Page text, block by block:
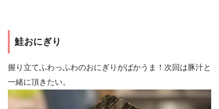
鮭おにぎり
握り立てふわっふわのおにぎりがばかうま！次回は豚汁と
一緒に頂きたい。